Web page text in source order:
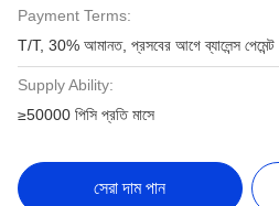
Payment Terms:
T/T, 30% আমানত, প্রসবের আগে ব্যালেন্স পেমেন্ট
Supply Ability:
≥50000 পিসি প্রতি মাসে
সেরা দাম পান